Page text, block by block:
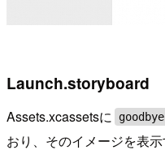
Launch.storyboard
Assets.xcassetsに goodbye
おり、そのイメージを表示